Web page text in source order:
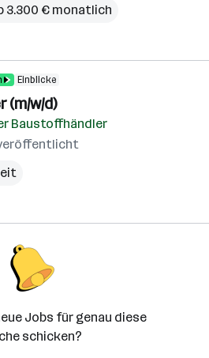
3.300 € monatlich
Einblicke
(m/w/d)
Baustoffhändler
Jobs für genau diese
schicken?